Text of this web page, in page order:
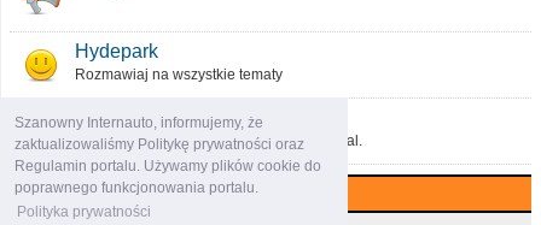
Szanowny Internauto, informujemy, że
zaktualizowaliśmy Politykę prywatności oraz
Regulamin portalu. Używamy plików cookie do
poprawnego funkcjonowania portalu.
Polityka prywatności
Hydepark
Rozmawiaj na wszystkie tematy
O portalu
Podziel się pomysłami, które ulepszą portal.
Najczęściej komentowane (7 dni)